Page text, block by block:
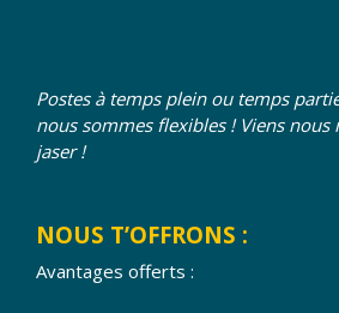
Postes à temps plein ou temps
nous sommes flexibles ! Viens nous
jaser !
NOUS T’OFFRONS :
Avantages offerts :